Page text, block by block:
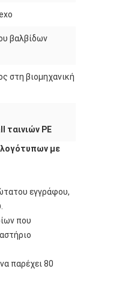
βαλβίδων
στη βιομηχανική
ταινιών PE
με
εγγράφου,
που
παρέχει 80